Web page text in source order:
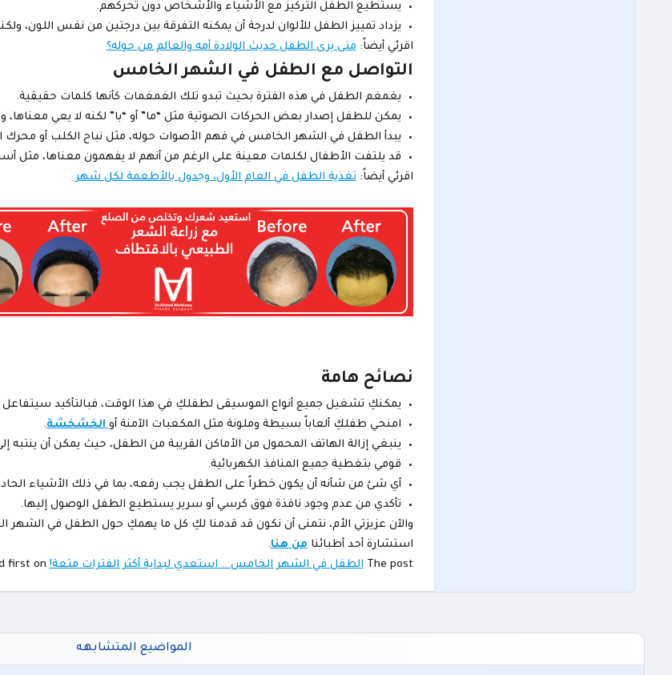
يستطيع الطفل التركيز مع الأشياء والأشخاص دون تحركهم.
يزداد تمييز الطفل للألوان لدرجة أن يمكنه التفرقة بين درجتين من نفس اللون،
اقرئي أيضاً:متى يرى الطفل حديث الولادة أمه والعالم من حوله؟
التواصل مع الطفل في الشهر الخامس
يغمغم الطفل في هذه الفترة بحيث تبدو تلك الغمغمات كأنها كلمات حقيقية.
يمكن للطفل إصدار بعض الحركات الصوتية مثل “ما” أو “با” لكنه لا يعي معناها،
يبدأ الطفل في الشهر الخامس في فهم الأصوات حوله، مثل نباح الكلب أو محرك
قد يلتفت الأطفال لكلمات معينة على الرغم من أنهم لا يفهمون معناها، مثل
اقرئي أيضاً:تغذية الطفل في العام الأول، وجدول بالأطعمة لكل شهر.
نصائح هامة
يمكنكِ تشغيل جميع أنواع الموسيقى لطفلكِ في هذا الوقت، فبالتأكيد
امنحي طفلكِ ألعاباً بسيطة وملونة مثل المكعبات الآمنة أوالخشخشة.
ينبغي إزالة الهاتف المحمول من الأماكن القريبة من الطفل، حيث يمكن أن ينتبه
قومي بتغطية جميع المنافذ الكهربائية.
أي شئ من شأنه أن يكون خطراً على الطفل يجب رفعه، بما في ذلك الأشياء الحادة
تأكدي من عدم وجود نافذة فوق كرسي أو سرير يستطيع الطفل الوصول إليها.
والآن عزيزتي الأم، نتمنى أن نكون قد قدمنا لكِ كل ما يهمكِ حول الطفل في
استشارة أحد أطبائنامن هنا.
The post الطفل في الشهر الخامس .. استعدي لبداية أكثر الفترات متعة!appeared first on
المواضيع المتشابهه